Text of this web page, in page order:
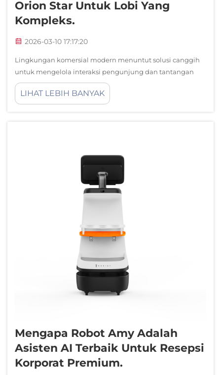
Orion Star Untuk Lobi Yang
Kompleks.
2026-03-10 17:17:20
Lingkungan komersial modern menuntut solusi canggih
untuk mengelola interaksi pengunjung dan tantangan
navigasi, khususnya di ruang lobi yang kompleks di mana
rambu statis konvensional sering kali tidak memadai.
LIHAT LEBIH BANYAK
Mengapa Robot Amy Adalah
Asisten AI Terbaik Untuk Resepsi
Korporat Premium.